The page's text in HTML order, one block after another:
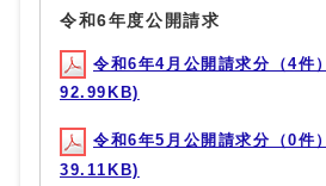
令和6年度公開請求
令和6年4月公開請求分（4件
92.99KB)
令和6年5月公開請求分（0件
39.11KB)